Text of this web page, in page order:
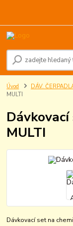
Úvod DÁV.
MULTI
MULTI
Dávkovací set na